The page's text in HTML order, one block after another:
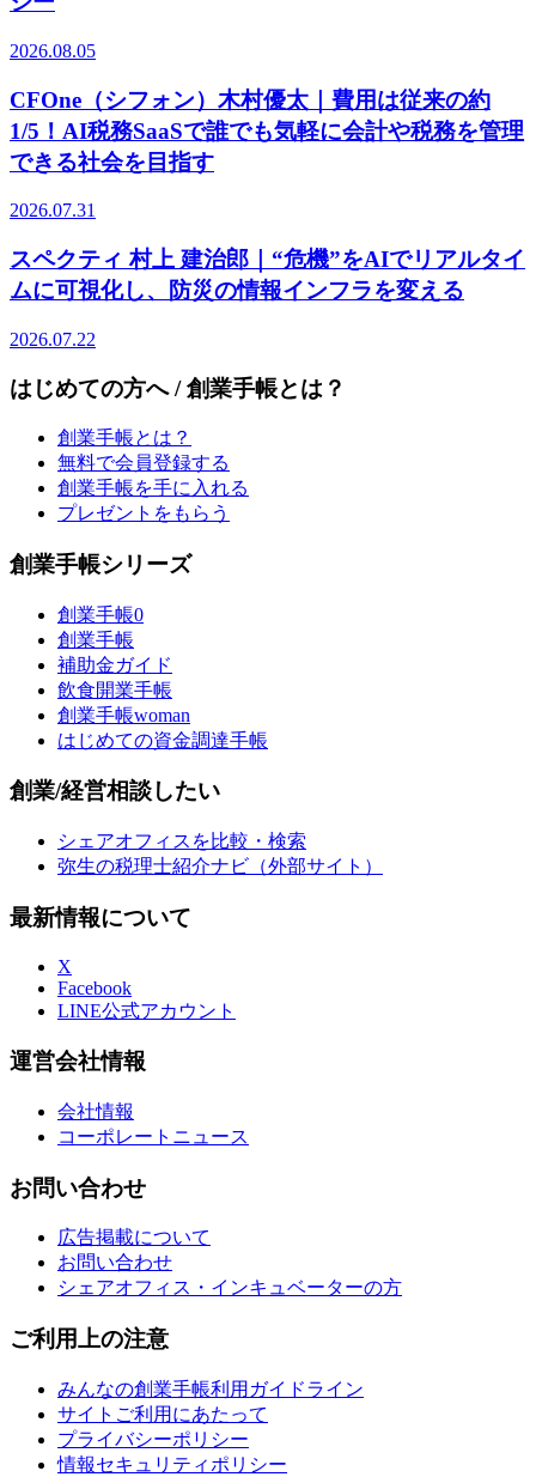
2026.08.05
CFOne（シフォン）木村優太｜費用は従来の約
1/5！AI税務SaaSで誰でも気軽に会計や税務を管理
できる社会を目指す
2026.07.31
スペクティ 村上 建治郎｜“危機”をAIでリアルタイ
ムに可視化し、防災の情報インフラを変える
2026.07.22
はじめての方へ / 創業手帳とは？
創業手帳とは？
無料で会員登録する
創業手帳を手に入れる
プレゼントをもらう
創業手帳シリーズ
創業手帳0
創業手帳
補助金ガイド
飲食開業手帳
創業手帳woman
はじめての資金調達手帳
創業/経営相談したい
シェアオフィスを比較・検索
弥生の税理士紹介ナビ（外部サイト）
最新情報について
X
Facebook
LINE公式アカウント
運営会社情報
会社情報
コーポレートニュース
お問い合わせ
広告掲載について
お問い合わせ
シェアオフィス・インキュベーターの方
ご利用上の注意
みんなの創業手帳利用ガイドライン
サイトご利用にあたって
プライバシーポリシー
情報セキュリティポリシー